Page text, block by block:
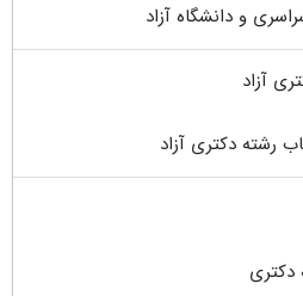
و دانشگاه آزاد
آزاد
رشته دکتری آزاد
دکتری